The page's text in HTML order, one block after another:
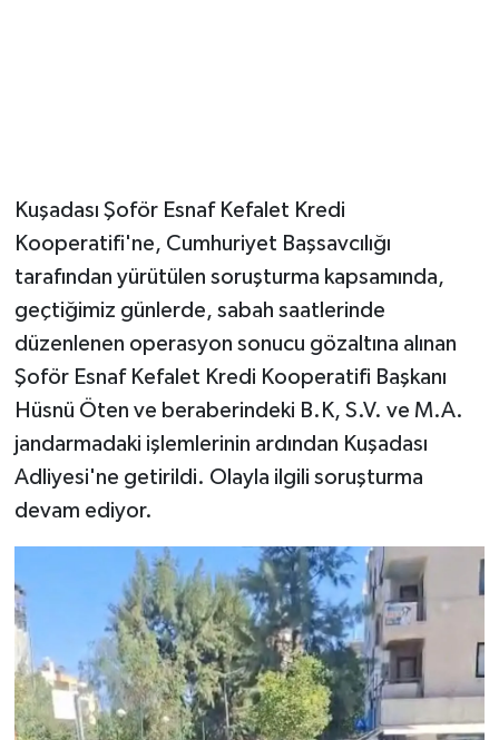
Kuşadası Şoför Esnaf Kefalet Kredi
Kooperatifi'ne, Cumhuriyet Başsavcılığı
tarafından yürütülen soruşturma kapsamında,
geçtiğimiz günlerde, sabah saatlerinde
düzenlenen operasyon sonucu gözaltına alınan
Şoför Esnaf Kefalet Kredi Kooperatifi Başkanı
Hüsnü Öten ve beraberindeki B.K, S.V. ve M.A.
jandarmadaki işlemlerinin ardından Kuşadası
Adliyesi'ne getirildi. Olayla ilgili soruşturma
devam ediyor.